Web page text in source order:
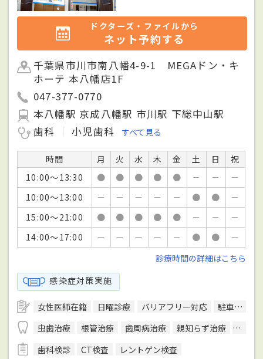
ドクターズ・ファイルから
ネット予約する
千葉県市川市南八幡4-9-1 MEGAドン・キ
ホーテ 本八幡店1F
047-377-0770
本八幡駅 京成八幡駅 市川駅 下総中山駅
歯科
小児歯科 すべて見る
時間 月 火 水 木 金 土 日
祝
10:00～13:30
● ● ● ● ● － －
－
10:00～13:00
－ － － － － ● ●
－
15:00～21:00
● ● ● ● ● － －
－
14:00～17:00
－ － － － － ● ●
－
診療時間の詳細はこちら
感染症対策実施
女性医師在籍 日曜診療 バリアフリー対応
駐車場あり
虫歯治療
根管治療 歯周病治療 親知らず治療
顎関
歯科検診
CT検査 レントゲン検査